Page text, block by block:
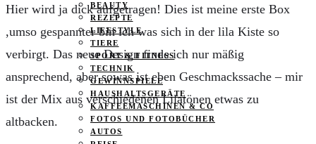
BEAUTY
REZEPTE
LIFESTYLE
TIERE
SPORT & FITNESS
TECHNIK
GEWINNSPIELE
HAUSHALTSGERÄTE
KAFFEEMASCHINEN & CO
FOTOS UND FOTOBÜCHER
AUTOS
Hier wird ja dick aufgetragen! Dies ist meine erste Box
,umso gespannter bin ich was sich in der lila Kiste so
verbirgt. Das neue Design finde ich nur mäßig
ansprechend, aber sowas ist eben Geschmackssache – mir
ist der Mix aus verschiedenen Lilatönen etwas zu
altbacken.